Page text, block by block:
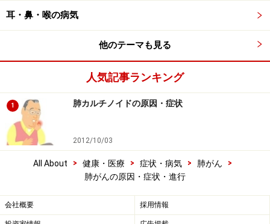
耳・鼻・喉の病気
他のテーマも見る
人気記事ランキング
1 肺カルチノイドの原因・症状
2012/10/03
All About > 健康・医療 > 症状・病気 > 肺がん
>
肺がんの原因・症状・進行
会社概要 採用情報